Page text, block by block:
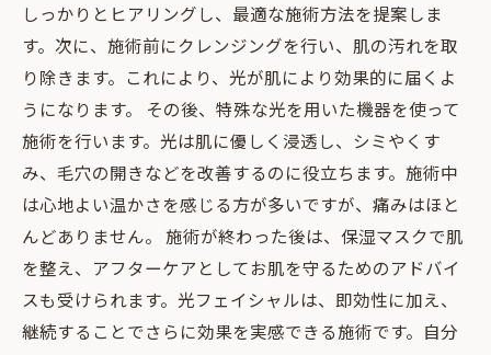
しっかりとヒアリングし、最適な施術方法を提案しま
す。次に、施術前にクレンジングを行い、肌の汚れを取
り除きます。これにより、光が肌により効果的に届くよ
うになります。 その後、特殊な光を用いた機器を使って
施術を行います。光は肌に優しく浸透し、シミやくす
み、毛穴の開きなどを改善するのに役立ちます。施術中
は心地よい温かさを感じる方が多いですが、痛みはほと
んどありません。 施術が終わった後は、保湿マスクで肌
を整え、アフターケアとしてお肌を守るためのアドバイ
スも受けられます。光フェイシャルは、即効性に加え、
継続することでさらに効果を実感できる施術です。自分